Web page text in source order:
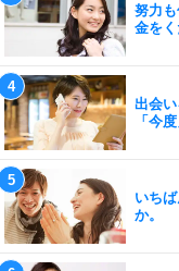
努力
金をく
出会い
「今
いち
か。